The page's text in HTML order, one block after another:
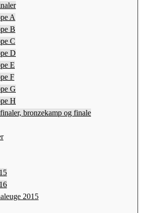
A
B
C
D
E
F
G
H
bronzekamp og finale
2015